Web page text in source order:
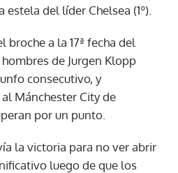
del líder Chelsea (1º).
broche a la 17ª fecha del
de Jurgen Klopp
consecutivo, y
Mánchester City de
por un punto.
la victoria para no ver abrir
luego de que los